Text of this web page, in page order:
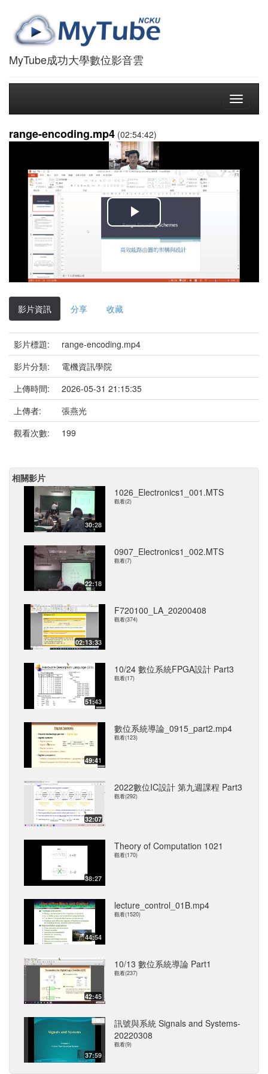
MyTube成功大學數位影音雲
Toggle
range-encoding.mp4 (02:54:42)
播
放
影
影片資訊 分享 收藏
影片標題:
range-encoding.mp4
影片分類:
電機資訊學院
上傳時間:
2026-05-31 21:15:35
上傳者:
張燕光
觀看次數:
199
相關影片
30:28
1026_Electronics1_001.MTS
觀看(2)
22:18
0907_Electronics1_002.MTS
觀看(7)
02:13:33
F720100_LA_20200408
觀看(374)
51:43
10/24 數位系統FPGA設計 Part3
觀看(17)
49:41
數位系統導論_0915_part2.mp4
觀看(123)
32:07
2022數位IC設計 第九週課程 Part3
觀看(292)
38:27
Theory of Computation 1021
觀看(170)
44:54
lecture_control_01B.mp4
觀看(1520)
42:45
10/13 數位系統導論 Part1
觀看(237)
37:59
訊號與系統 Signals and Systems-
20220308
觀看(9)